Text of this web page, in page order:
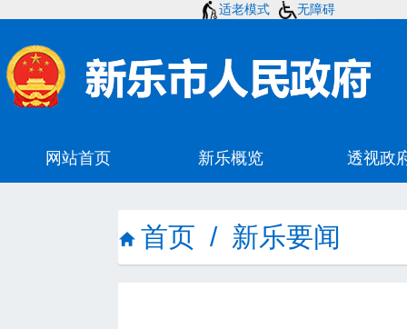
适老模式 无障碍
首页 / 新乐要闻